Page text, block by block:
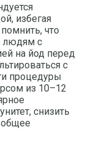
избегая
что
людям с
на йод перед
с
процедуры
из 10–12
снизить